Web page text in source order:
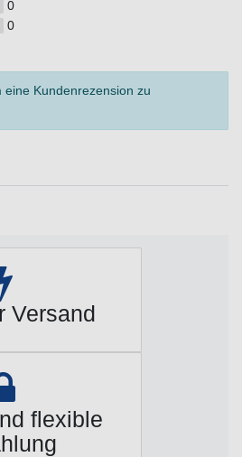
0
0
eine Kundenrezension zu
Versand
flexible